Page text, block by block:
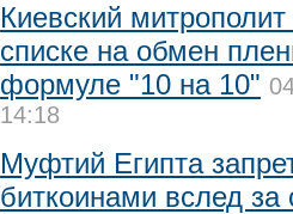
Киевский
списке на обмен
формуле "10 на 10"
14:18
Муфтий Египта
биткоинами вслед за